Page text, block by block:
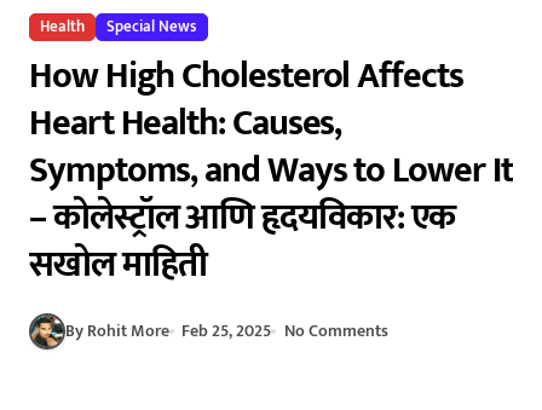
Health Special News
How High Cholesterol Affects
Heart Health: Causes,
Symptoms, and Ways to Lower It
– कोलेस्ट्रॉल आणि हृदयविकार: एक
सखोल माहिती
By Rohit More Feb 25, 2025 No Comments